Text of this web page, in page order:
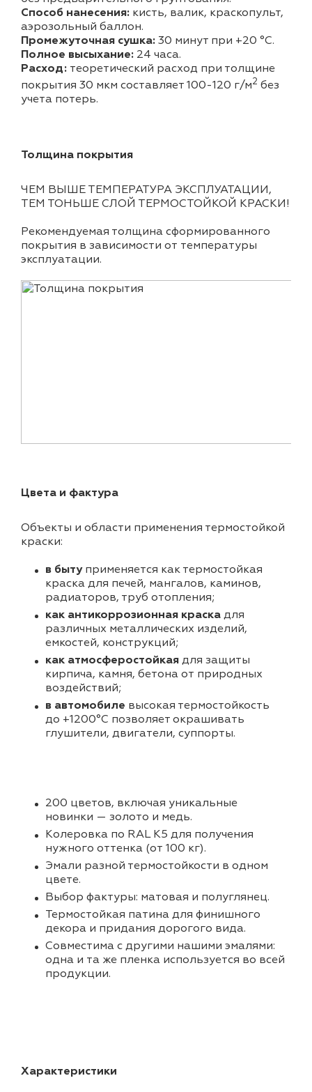
Способ нанесения: кисть, валик, краскопульт,
аэрозольный баллон.
Промежуточная сушка: 30 минут при +20 °С.
Полное высыхание: 24 часа.
Расход: теоретический расход при толщине
покрытия 30 мкм составляет 100-120 г/м2 без
учета потерь.
Толщина покрытия
ЧЕМ ВЫШЕ ТЕМПЕРАТУРА ЭКСПЛУАТАЦИИ,
ТЕМ ТОНЬШЕ СЛОЙ ТЕРМОСТОЙКОЙ КРАСКИ!
Рекомендуемая толщина сформированного
покрытия в зависимости от температуры
эксплуатации.
Цвета и фактура
Объекты и области применения термостойкой
краски:
в быту применяется как термостойкая
краска для печей, мангалов, каминов,
радиаторов, труб отопления;
как антикоррозионная краска для
различных металлических изделий,
емкостей, конструкций;
как атмосферостойкая для защиты
кирпича, камня, бетона от природных
воздействий;
в автомобиле высокая термостойкость
до +1200°С позволяет окрашивать
глушители, двигатели, суппорты.
200 цветов, включая уникальные
новинки — золото и медь.
Колеровка по RAL K5 для получения
нужного оттенка (от 100 кг).
Эмали разной термостойкости в одном
цвете.
Выбор фактуры: матовая и полуглянец.
Термостойкая патина для финишного
декора и придания дорогого вида.
Совместима с другими нашими эмалями:
одна и та же пленка используется во всей
продукции.
Характеристики